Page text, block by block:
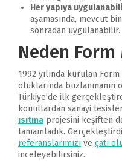
Her yapıya
aşamasında, mevcut
sonradan uygulanabilir.
Neden
1992 yılında kurulan Form
oluklarında buzlanmanın
Türkiye’de ilk
konutlardan sanayi
ısıtma projesini keşiften
tamamladık.
referanslarımızı ve çatı
inceleyebilirsiniz.